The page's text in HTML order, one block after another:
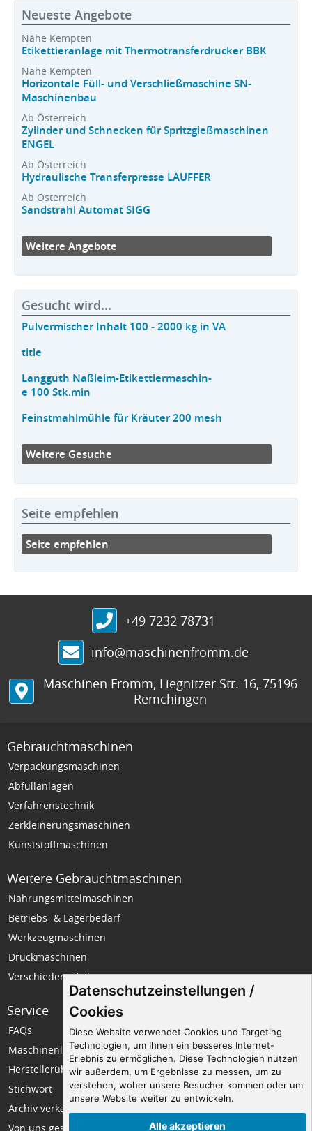
Datenschutzeinstellungen /
Cookies
Diese Website verwendet Cookies und Targeting
Technologien, um Ihnen ein besseres Internet-
Erlebnis zu ermöglichen. Diese Technologien nutzen
wir außerdem, um Ergebnisse zu messen, um zu
verstehen, woher unsere Besucher kommen oder um
unsere Website weiter zu entwickeln.
Alle akzeptieren
Neueste Angebote
Nähe Kempten
Etikettieranlage mit Thermotransferdrucker BBK
Nähe Kempten
Horizontale Füll- und Verschließmaschine SN-
Maschinenbau
Ab Österreich
Zylinder und Schnecken für Spritzgießmaschinen
ENGEL
Ab Österreich
Hydraulische Transferpresse LAUFFER
Ab Österreich
Sandstrahl Automat SIGG
Weitere Angebote
Gesucht wird...
Pulvermischer Inhalt 100 - 2000 kg in VA
title
Langguth Naßleim-Etikettiermaschin-
e 100 Stk.min
Feinstmahlmühle für Kräuter 200 mesh
Weitere Gesuche
Seite empfehlen
Seite empfehlen
+49 7232 78731
info@maschinenfromm.de
Maschinen Fromm, Liegnitzer Str. 16, 75196
Remchingen
Gebrauchtmaschinen
Verpackungsmaschinen
Abfüllanlagen
Verfahrenstechnik
Zerkleinerungsmaschinen
Kunststoffmaschinen
Weitere Gebrauchtmaschinen
Nahrungsmittelmaschinen
Betriebs- & Lagerbedarf
Werkzeugmaschinen
Druckmaschinen
Verschiedene Anlagen
Service
FAQs
Maschinenlexikon
Herstellerübersicht
Stichwort
Archiv verkaufter Maschinen
Von uns gesuchte Maschinen
Wir über uns
Impressum
Datenschutz
Seitenempfehlung